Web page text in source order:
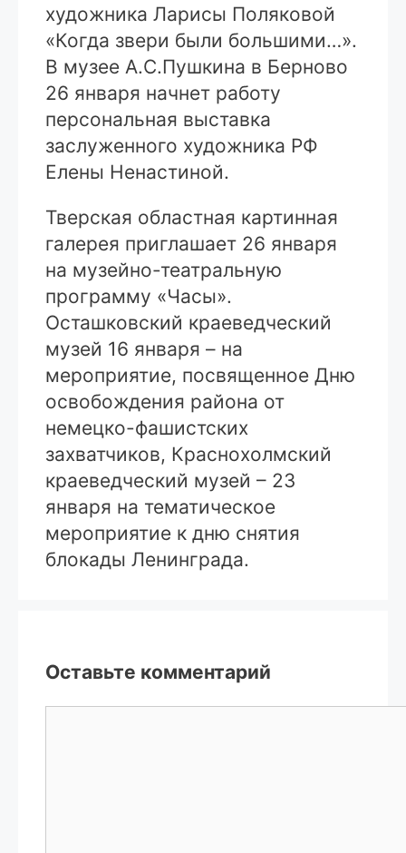
художника Ларисы Поляковой
«Когда звери были большими…».
В музее А.С.Пушкина в Берново
26 января начнет работу
персональная выставка
заслуженного художника РФ
Елены Ненастиной.
Тверская областная картинная
галерея приглашает 26 января
на музейно-театральную
программу «Часы».
Осташковский краеведческий
музей 16 января – на
мероприятие, посвященное Дню
освобождения района от
немецко-фашистских
захватчиков, Краснохолмский
краеведческий музей – 23
января на тематическое
мероприятие к дню снятия
блокады Ленинграда.
Оставьте комментарий